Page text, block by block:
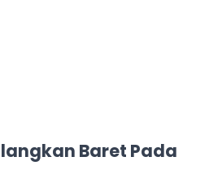
Baret Pada